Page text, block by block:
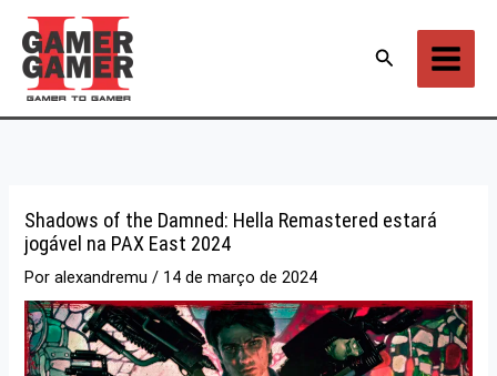
para
conteúdo
Pesquisar
Shadows of the Damned: Hella Remastered estará
jogável na PAX East 2024
Poralexandremu/ 14 de março de 2024